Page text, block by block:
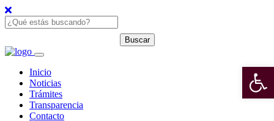
Inicio
Noticias
Trámites
Transparencia
Contacto